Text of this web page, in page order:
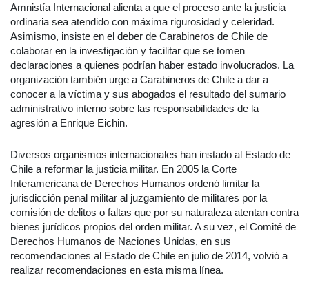
Amnistía Internacional alienta a que el proceso ante la justicia
ordinaria sea atendido con máxima rigurosidad y celeridad.
Asimismo, insiste en el deber de Carabineros de Chile de
colaborar en la investigación y facilitar que se tomen
declaraciones a quienes podrían haber estado involucrados. La
organización también urge a Carabineros de Chile a dar a
conocer a la víctima y sus abogados el resultado del sumario
administrativo interno sobre las responsabilidades de la
agresión a Enrique Eichin.
Diversos organismos internacionales han instado al Estado de
Chile a reformar la justicia militar. En 2005 la Corte
Interamericana de Derechos Humanos ordenó limitar la
jurisdicción penal militar al juzgamiento de militares por la
comisión de delitos o faltas que por su naturaleza atentan contra
bienes jurídicos propios del orden militar. A su vez, el Comité de
Derechos Humanos de Naciones Unidas, en sus
recomendaciones al Estado de Chile en julio de 2014, volvió a
realizar recomendaciones en esta misma línea.